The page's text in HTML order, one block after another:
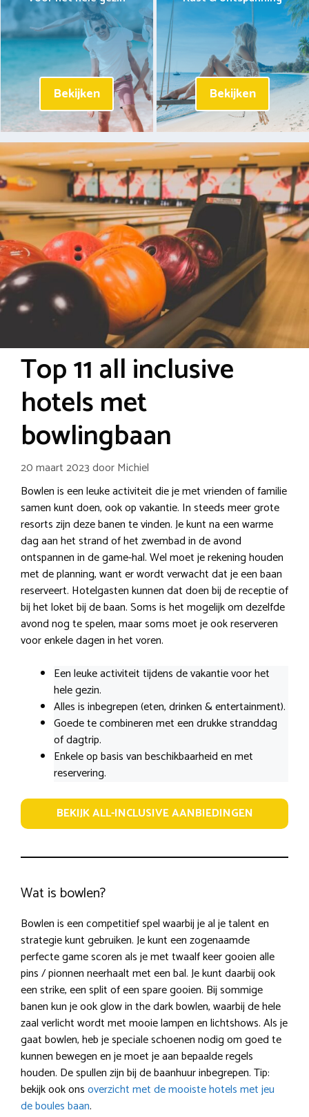
Bekijken Bekijken
Top 11 all inclusive
hotels met
bowlingbaan
20 maart 2023doorMichiel
Bowlen is een leuke activiteit die je met vrienden of familie
samen kunt doen, ook op vakantie. In steeds meer grote
resorts zijn deze banen te vinden. Je kunt na een warme
dag aan het strand of het zwembad in de avond
ontspannen in de game-hal. Wel moet je rekening houden
met de planning, want er wordt verwacht dat je een baan
reserveert. Hotelgasten kunnen dat doen bij de receptie of
bij het loket bij de baan. Soms is het mogelijk om dezelfde
avond nog te spelen, maar soms moet je ook reserveren
voor enkele dagen in het voren.
Een leuke activiteit tijdens de vakantie voor het
hele gezin.
Alles is inbegrepen (eten, drinken & entertainment).
Goede te combineren met een drukke stranddag
of dagtrip.
Enkele op basis van beschikbaarheid en met
reservering.
BEKIJK ALL-INCLUSIVE AANBIEDINGEN
Wat is bowlen?
Bowlen is een competitief spel waarbij je al je talent en
strategie kunt gebruiken. Je kunt een zogenaamde
perfecte game scoren als je met twaalf keer gooien alle
pins / pionnen neerhaalt met een bal. Je kunt daarbij ook
een strike, een split of een spare gooien. Bij sommige
banen kun je ook glow in the dark bowlen, waarbij de hele
zaal verlicht wordt met mooie lampen en lichtshows. Als je
gaat bowlen, heb je speciale schoenen nodig om goed te
kunnen bewegen en je moet je aan bepaalde regels
houden. De spullen zijn bij de baanhuur inbegrepen. Tip:
bekijk ook onsoverzicht met de mooiste hotels met jeu
de boules baan.